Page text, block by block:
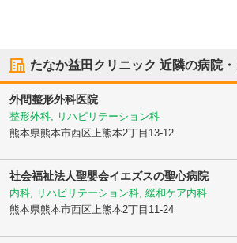
たなか益田クリニック 近隣の病院
外間整形外科医院
整形外科, リハビリテーション科
熊本県熊本市西区上熊本2丁目13-12
社会福祉法人聖嬰会イエズスの聖心病院
内科, リハビリテーション科, 緩和ケア内科
熊本県熊本市西区上熊本2丁目11-24